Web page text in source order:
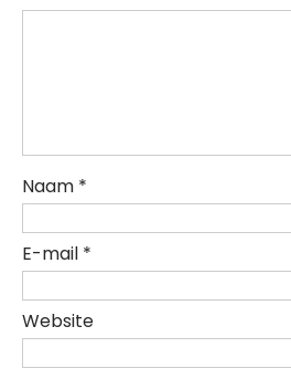
Naam *
E-mail *
Website